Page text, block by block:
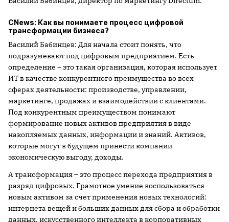
CNews: Как вы понимаете процесс цифровой
трансформации бизнеса?
Василий Бабинцев: Для начала стоит понять, что
подразумевают под цифровым предприятием. Есть
определение – это такая организация, которая использует
ИТ в качестве конкурентного преимущества во всех
сферах деятельности: производстве, управлении,
маркетинге, продажах и взаимодействии с клиентами.
Под конкурентным преимуществом понимают
формирование новых активов предприятия в виде
накопляемых данных, информации и знаний. Активов,
которые могут в будущем принести компании
экономическую выгоду, доходы.
А трансформация – это процесс перехода предприятия в
разряд цифровых. Грамотное умение воспользоваться
новым активом за счет применения новых технологий:
интернета вещей и больших данных для сбора и обработки
данных, искусственного интеллекта в корпоративных